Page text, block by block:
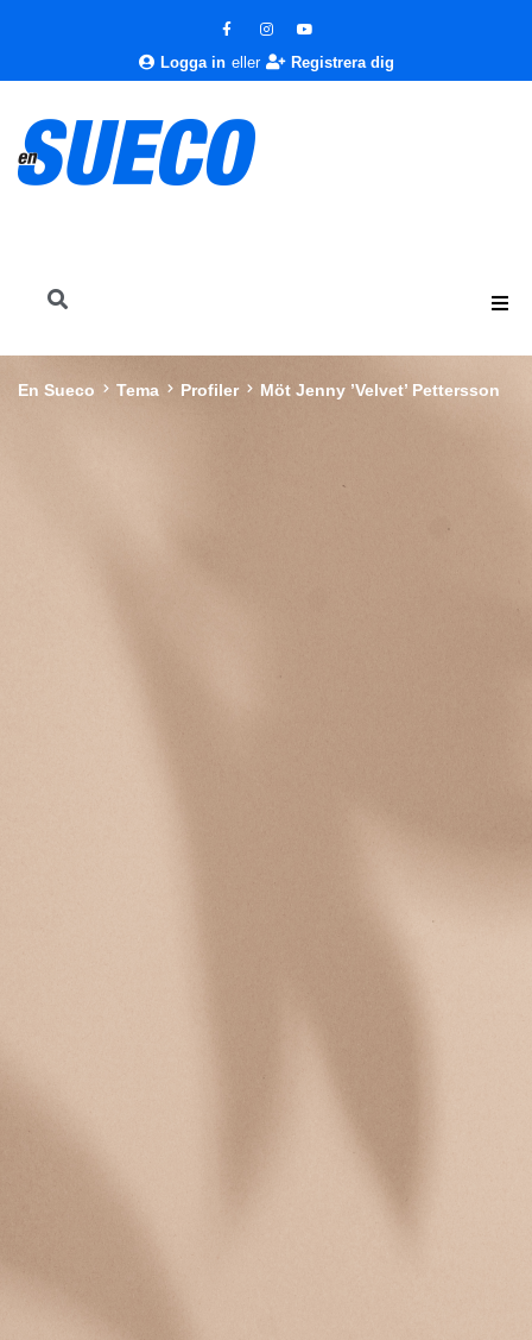
Logga in eller Registrera dig
En Sueco Tema Profiler Möt Jenny ’Velvet’ Pettersson